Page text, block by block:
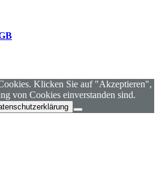
Klicken Sie auf "Akzeptieren",
von Cookies einverstanden sind.